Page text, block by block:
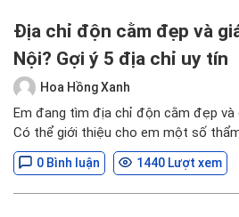
Địa chỉ độn cằm đẹp và
Nội? Gợi ý 5 địa chỉ uy tín
Hoa Hồng Xanh
Em đang tìm địa chỉ độn cằm đẹp và
Có thể giới thiệu cho em một số
0 Bình luận 1440 Lượt xem